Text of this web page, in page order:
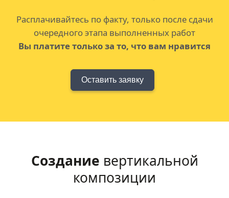
Расплачивайтесь по факту, только после сдачи
очередного этапа выполненных работ
Вы платите только за то, что вам нравится
Оставить заявку
Создание вертикальной
композиции